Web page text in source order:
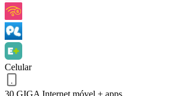
Celular
30 GIGA Internet móvel + apps